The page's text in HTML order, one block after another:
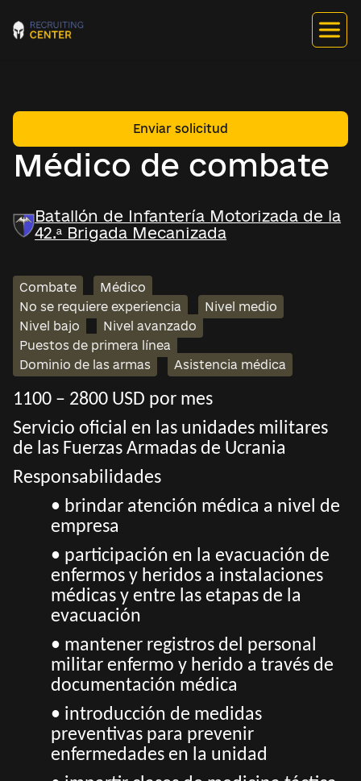
Médico de combate
Enviar solicitud
Batallón de Infantería Motorizada de la
42.ª Brigada Mecanizada
Combate
Médico
No se requiere experiencia
Nivel medio
Nivel bajo
Nivel avanzado
Puestos de primera línea
Dominio de las armas
Asistencia médica
1100 – 2800 USD por mes
Servicio oficial en las unidades militares
de las Fuerzas Armadas de Ucrania
Responsabilidades
• brindar atención médica a nivel de
empresa
• participación en la evacuación de
enfermos y heridos a instalaciones
médicas y entre las etapas de la
evacuación
• mantener registros del personal
militar enfermo y herido a través de
documentación médica
• introducción de medidas
preventivas para prevenir
enfermedades en la unidad